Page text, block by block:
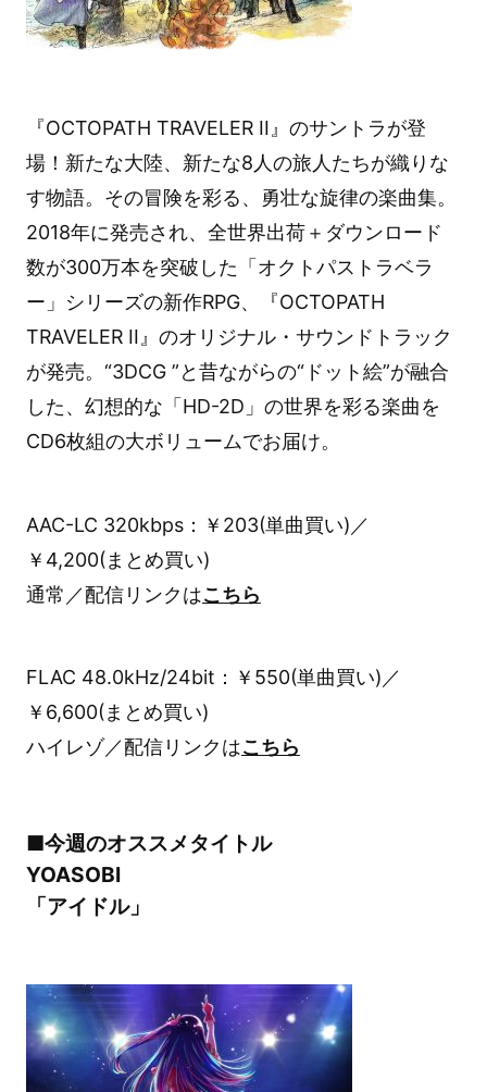
『OCTOPATH TRAVELER II』のサントラが登
場！新たな大陸、新たな8人の旅人たちが織りな
す物語。その冒険を彩る、勇壮な旋律の楽曲集。
2018年に発売され、全世界出荷＋ダウンロード
数が300万本を突破した「オクトパストラベラ
ー」シリーズの新作RPG、『OCTOPATH
TRAVELER II』のオリジナル・サウンドトラック
が発売。“3DCG ”と昔ながらの“ドット絵”が融合
した、幻想的な「HD-2D」の世界を彩る楽曲を
CD6枚組の大ボリュームでお届け。
AAC-LC 320kbps：￥203(単曲買い)／
￥4,200(まとめ買い)
通常／配信リンクはこちら
FLAC 48.0kHz/24bit：￥550(単曲買い)／
￥6,600(まとめ買い)
ハイレゾ／配信リンクはこちら
■今週のオススメタイトル
YOASOBI
「アイドル」